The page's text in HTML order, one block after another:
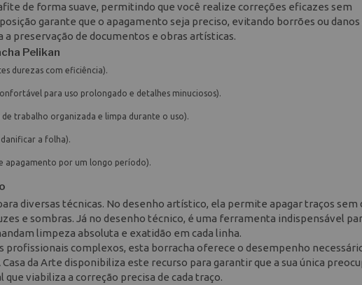
de forma suave, permitindo que você realize correções eficazes sem
garante que o apagamento seja preciso, evitando borrões ou danos
preservação de documentos e obras artísticas.
Pelikan
durezas com eficiência).
para uso prolongado e detalhes minuciosos).
trabalho organizada e limpa durante o uso).
a folha).
apagamento por um longo período).
diversas técnicas. No desenho artístico, ela permite apagar traços sem
e sombras. Já no desenho técnico, é uma ferramenta indispensável
limpeza absoluta e exatidão em cada linha.
profissionais complexos, esta borracha oferece o desempenho
da Arte disponibiliza este recurso para garantir que a sua única
viabiliza a correção precisa de cada traço.